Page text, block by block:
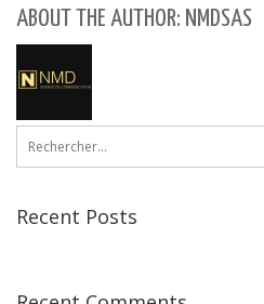
ABOUT THE AUTHOR: NMDSAS
Rechercher :
Recent Posts